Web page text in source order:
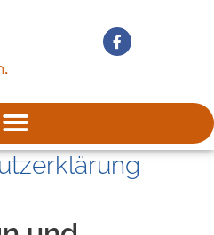
F
a
c
o
-
f